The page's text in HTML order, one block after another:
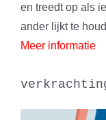
en treedt op als
ander lijkt te
Meer informatie